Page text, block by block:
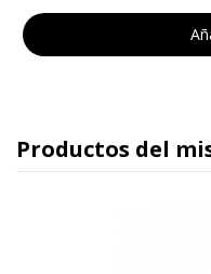
Productos del